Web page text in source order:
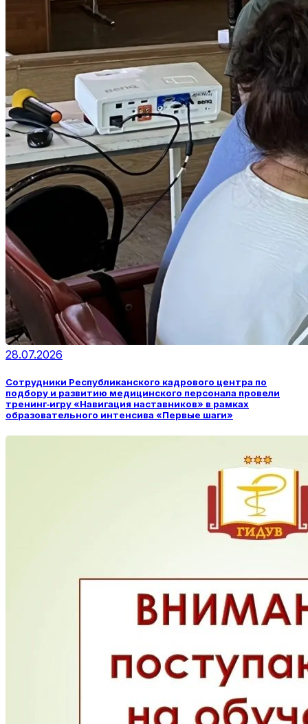
28.07.2026
Сотрудники Республиканского кадрового центра по
подбору и развитию медицинского персонала провели
тренинг‑игру «Навигация наставников» в рамках
образовательного интенсива «Первые шаги»